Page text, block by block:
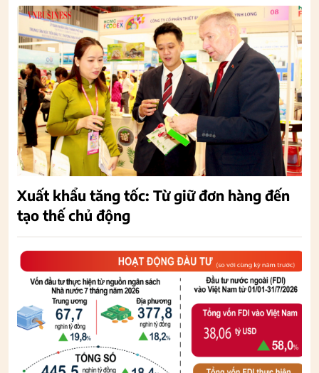
Xuất khẩu tăng tốc: Từ giữ đơn hàng đến
tạo thế chủ động